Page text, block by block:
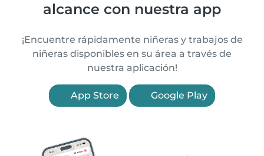
alcance con nuestra app
¡Encuentre rápidamente niñeras y trabajos de
niñeras disponibles en su área a través de
nuestra aplicación!
App Store Google Play